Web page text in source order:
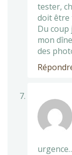
tester,
doit être
Du coup
mon
des